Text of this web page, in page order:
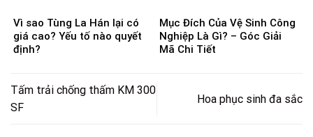
Vì sao Tùng La Hán lại có
giá cao? Yếu tố nào quyết
định?
Mục Đích Của Vệ Sinh Công
Nghiệp Là Gì? – Góc Giải
Mã Chi Tiết
Tấm trải chống thấm KM 300
SF
Hoa phục sinh đa sắc